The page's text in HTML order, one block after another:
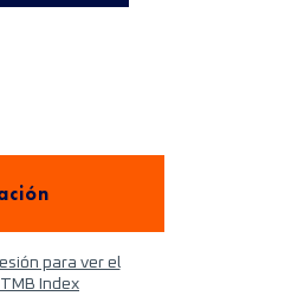
para ver el
Index